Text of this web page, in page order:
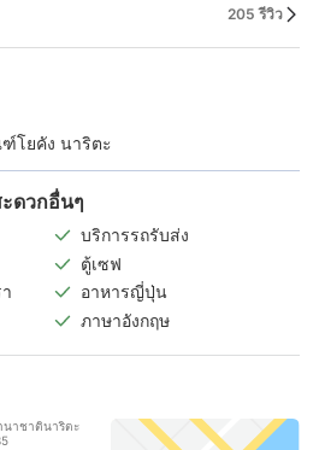
205 รีวิว
โยคัง นาริตะ
ดวกอื่นๆ
บริการรถรับส่ง
ตู้เซฟ
อาหารญี่ปุ่น
ภาษาอังกฤษ
นาชาตินาริตะ